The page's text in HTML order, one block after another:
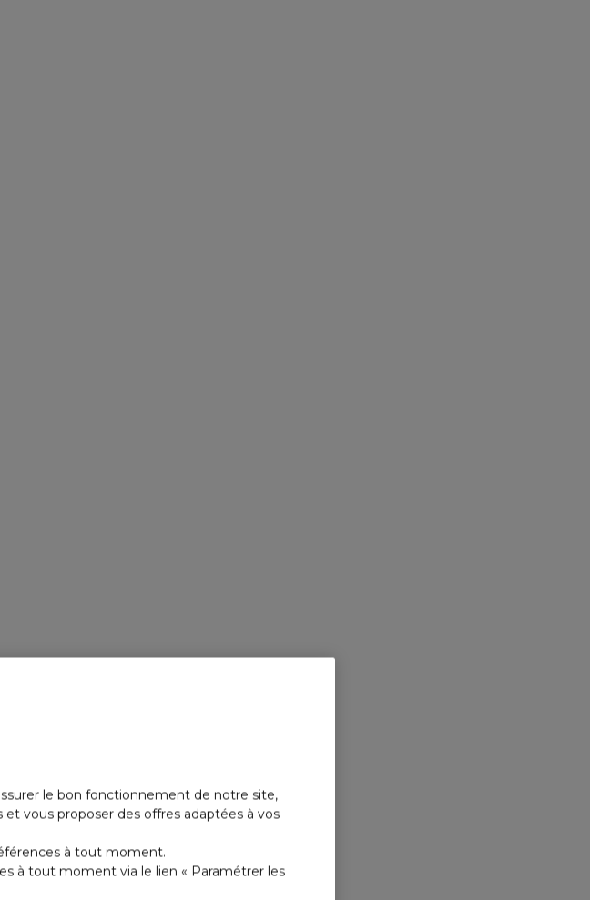
le bon fonctionnement de notre site,
vous proposer des offres adaptées à vos
à tout moment.
à tout moment via le lien « Paramétrer les